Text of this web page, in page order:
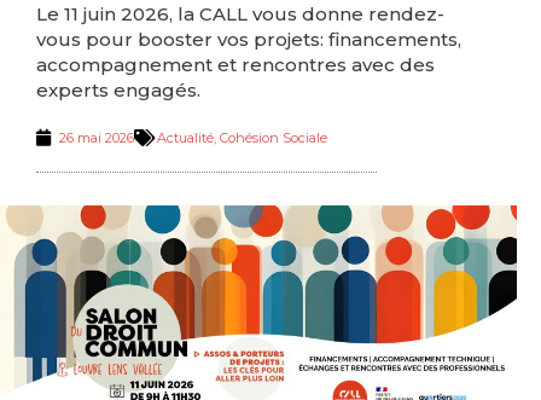
Le 11 juin 2026, la CALL vous donne rendez-
vous pour booster vos projets: financements,
accompagnement et rencontres avec des
experts engagés.
26 mai 2026 Actualité, Cohésion Sociale